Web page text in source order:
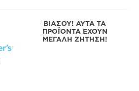
ΒΙΑΣΟΥ! ΑΥΤΑ ΤΑ
ΠΡΟΪΌΝΤΑ ΕΧΟΥΝ
ΜΕΓΑΛΗ ΖΗΤΗΣΗ!